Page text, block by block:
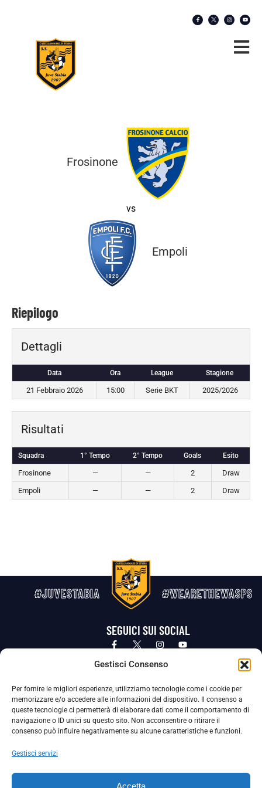
Gestisci Consenso
Per fornire le migliori esperienze, utilizziamo tecnologie come i cookie per
memorizzare e/o accedere alle informazioni del dispositivo. Il consenso a
queste tecnologie ci permetterà di elaborare dati come il comportamento di
navigazione o ID unici su questo sito. Non acconsentire o ritirare il
consenso può influire negativamente su alcune caratteristiche e funzioni.
Gestisci servizi
Accetta
Frosinone
vs
Empoli
Riepilogo
Dettagli
Data Ora League Stagione
21 Febbraio 2026 15:00 Serie BKT 2025/2026
Risultati
Squadra 1° Tempo 2° Tempo Goals Esito
Frosinone — — 2
Draw
Empoli
— — 2 Draw
#JUVESTABIA #WEARETHEWASPS
SEGUICI SUI SOCIAL
Privacy Policy Cookie Policy
La Società ha nominato il Responsabile della Protezione dei Dati Personali (DPO), figura specializzata che vigila sulle modalità
adottate dalla nostra Società per tutelare i Suoi dati personali.
Per contattare il DPO può scrivere a